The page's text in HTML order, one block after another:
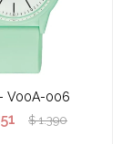
V00A-006
$ 1.390